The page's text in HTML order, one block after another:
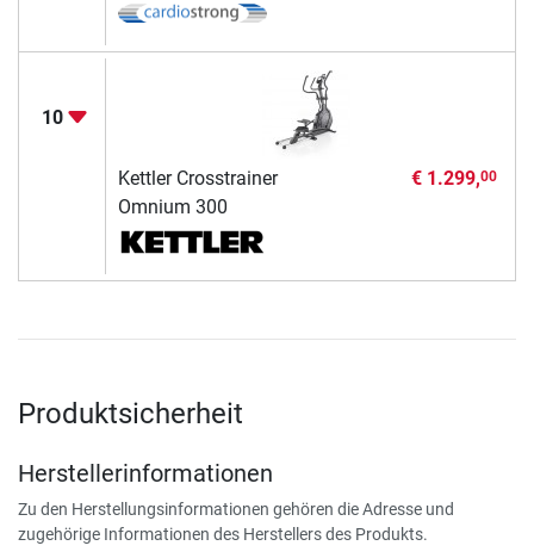
10
Kettler Crosstrainer
Omnium 300
€ 1.299,00
Produktsicherheit
Herstellerinformationen
Zu den Herstellungsinformationen gehören die Adresse und
zugehörige Informationen des Herstellers des Produkts.